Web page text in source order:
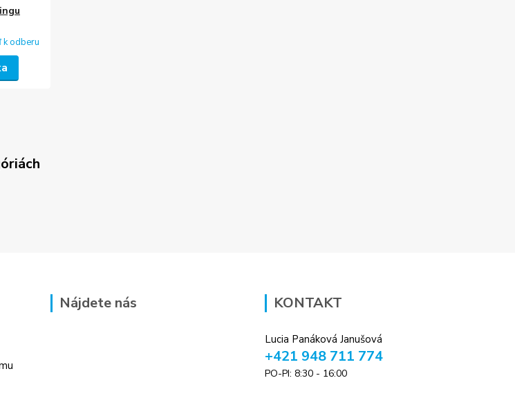
k odberu
Nájdete nás KONTAKT
Lucia Panáková Janušová
+421 948 711 774
PO-PI: 8:30 - 16:00